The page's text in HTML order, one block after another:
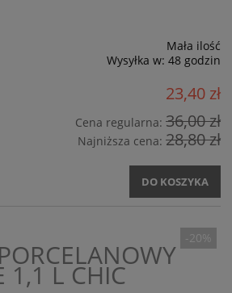
Mała ilość
Wysyłka w: 48 godzin
23,40 zł
Cena regularna: 36,00 zł
Najniższa cena: 28,80 zł
DO KOSZYKA
1,1 L CHIC
-20%